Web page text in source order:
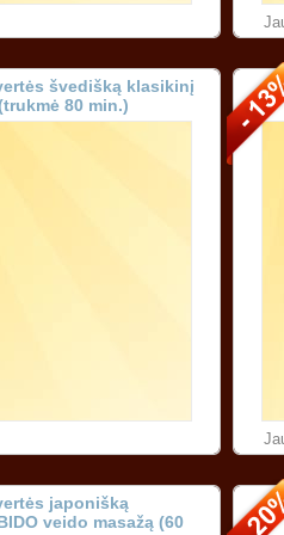
švedišką klasikinį
80 min.)
japonišką
veido masažą (60